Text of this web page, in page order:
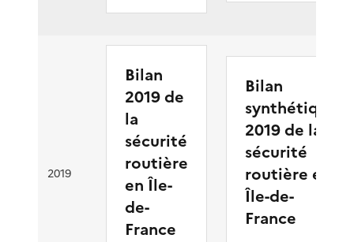
2019
Bilan
2019 de
la
sécurité
routière
en Île-
de-
France
Bilan
synthétique
2019 de la
sécurité
routière en
Île-de-
France